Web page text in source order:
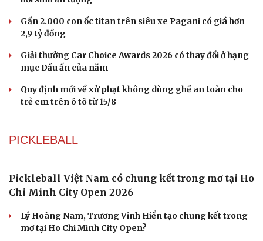
Ngành ô tô Trung Quốc đối mặt khủng hoảng vì
cuộc chiến giảm giá xe điện
Giải thưởng Car Choice Awards 2026 có thay đổi ở hạng
mục Dấu ấn của năm
Quy định mới về xử phạt không dùng ghế an toàn cho
trẻ em trên ô tô từ 15/8